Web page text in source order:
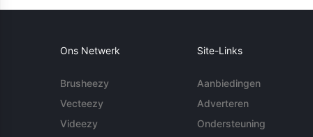
Ons Netwerk
Brusheezy
Vecteezy
Videezy
Site-Links
Aanbiedingen
Adverteren
Ondersteuning